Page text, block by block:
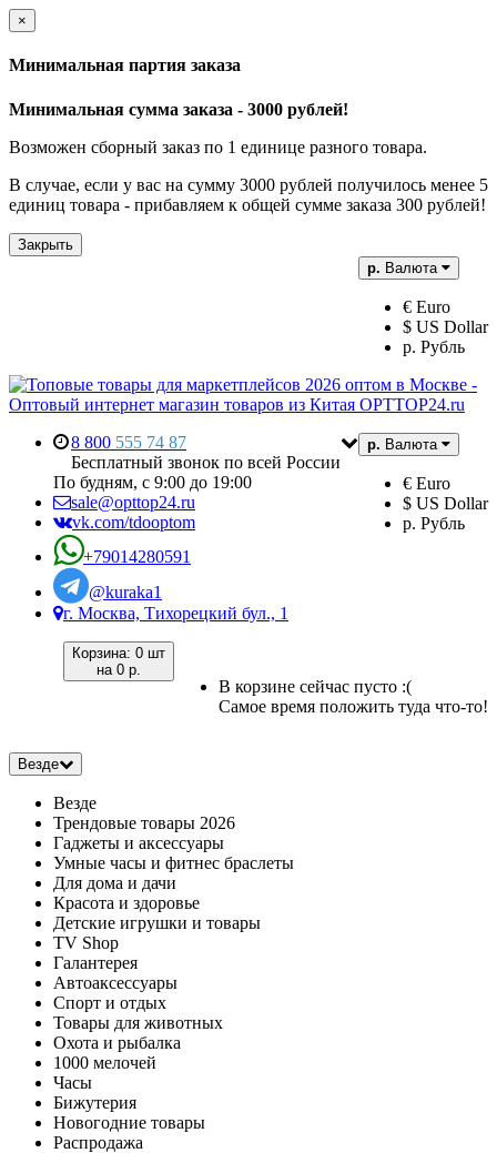
×
Минимальная партия заказа
Минимальная сумма заказа - 3000 рублей!
Возможен сборный заказ по 1 единице разного товара.
В случае, если у вас на сумму 3000 рублей получилось менее 5
единиц товара - прибавляем к общей сумме заказа 300 рублей!
Закрыть
р. Валюта
€ Euro
$ US Dollar
р. Рубль
р. Валюта
€ Euro
$ US Dollar
р. Рубль
8 800 555 74 87
Бесплатный звонок по всей России
По будням, с 9:00 до 19:00
sale@opttop24.ru
vk.com/tdooptom
+79014280591
@kuraka1
г. Москва, Тихорецкий бул., 1
Корзина: 0 шт
на 0 р.
В корзине сейчас пусто :(
Самое время положить туда что-то!
Везде
Везде
Трендовые товары 2026
Гаджеты и аксессуары
Умные часы и фитнес браслеты
Для дома и дачи
Красота и здоровье
Детские игрушки и товары
TV Shop
Галантерея
Автоаксессуары
Спорт и отдых
Товары для животных
Охота и рыбалка
1000 мелочей
Часы
Бижутерия
Новогодние товары
Распродажа